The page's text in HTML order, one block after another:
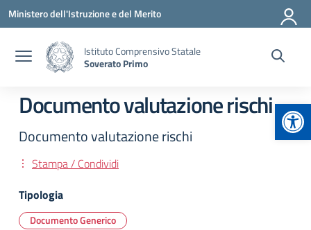
Vai ai contenuti
Vai al menu di navigazione
Vai al footer
Ministero dell'Istruzione e del Merito
Istituto Comprensivo Statale
Soverato Primo
Documento valutazione rischi
Documento valutazione rischi
Stampa / Condividi
Tipologia
Documento Generico